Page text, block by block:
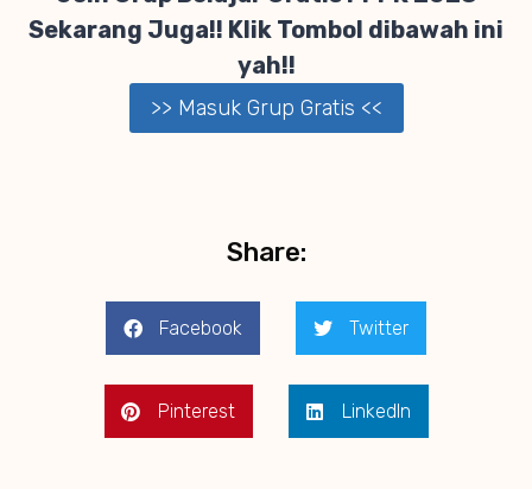
Sekarang Juga!! Klik Tombol dibawah ini
yah!!
>> Masuk Grup Gratis <<
Share:
Facebook Twitter
Pinterest LinkedIn